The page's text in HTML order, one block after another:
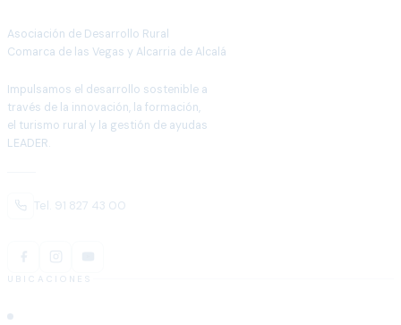
Asociación de Desarrollo Rural
Comarca de las Vegas y Alcarria de Alcalá
Impulsamos el desarrollo sostenible a
través de la innovación, la formación,
el turismo rural y la gestión de ayudas
LEADER.
Tel. 91 827 43 00
UBICACIONES